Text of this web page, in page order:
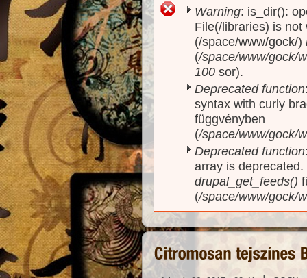
Hibaüzenet
Warning: is_dir():
File(/libraries) is
(/space/www/gock/)
(/space/www/gock/
100 sor).
Deprecated function
syntax with curly
függvényben
(/space/www/gock/
Deprecated function
array is
drupal_get_feeds()
(/space/www/gock/